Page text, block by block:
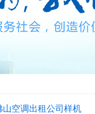
山空调出租公司样机